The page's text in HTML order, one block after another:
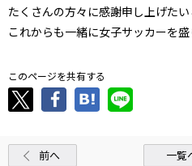
たくさんの方々に感謝申し上げたい
これからも一緒に女子サッカーを
このページを共有する
前へ 一覧